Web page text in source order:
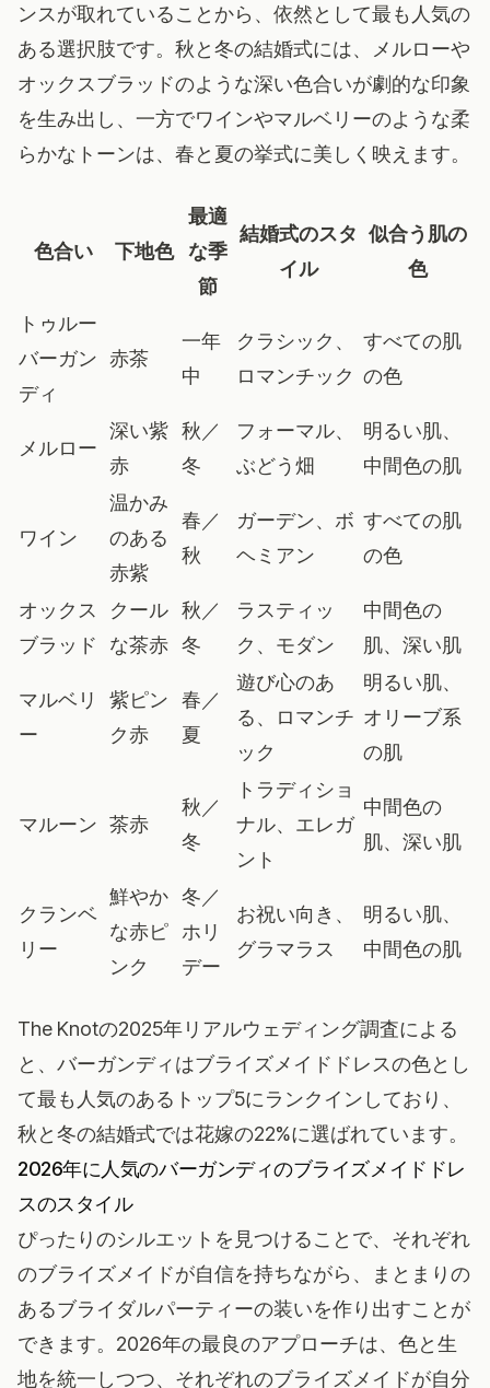
ンスが取れていることから、依然として最も人気の
ある選択肢です。秋と冬の結婚式には、メルローや
オックスブラッドのような深い色合いが劇的な印象
を生み出し、一方でワインやマルベリーのような柔
らかなトーンは、春と夏の挙式に美しく映えます。
色合い 下地色
最適
な季
節
結婚式のスタ
イル
似合う肌の
色
トゥルー
バーガン
ディ
赤茶
一年
中
クラシック、
ロマンチック
すべての肌
の色
メルロー
深い紫
赤
秋／
冬
フォーマル、
ぶどう畑
明るい肌、
中間色の肌
ワイン
温かみ
のある
赤紫
春／
秋
ガーデン、ボ
ヘミアン
すべての肌
の色
オックス
ブラッド
クール
な茶赤
秋／
冬
ラスティッ
ク、モダン
中間色の
肌、深い肌
マルベリ
ー
紫ピン
ク赤
春／
夏
遊び心のあ
る、ロマンチ
ック
明るい肌、
オリーブ系
の肌
マルーン 茶赤
秋／
冬
トラディショ
ナル、エレガ
ント
中間色の
肌、深い肌
クランベ
リー
鮮やか
な赤ピ
ンク
冬／
ホリ
デー
お祝い向き、
グラマラス
明るい肌、
中間色の肌
The Knotの2025年リアルウェディング調査による
と、バーガンディはブライズメイドドレスの色とし
て最も人気のあるトップ5にランクインしており、
秋と冬の結婚式では花嫁の22%に選ばれています。
2026年に人気のバーガンディのブライズメイドドレ
スのスタイル
ぴったりのシルエットを見つけることで、それぞれ
のブライズメイドが自信を持ちながら、まとまりの
あるブライダルパーティーの装いを作り出すことが
できます。2026年の最良のアプローチは、色と生
地を統一しつつ、それぞれのブライズメイドが自分